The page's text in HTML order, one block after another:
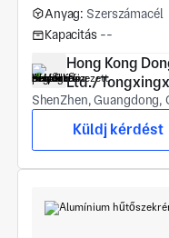
Anyag: Szerszámacél
Kapacitás --
Hong Kong
Ltd./
(Shenzhen)
ShenZhen, Guangdong,
Küldj kérdést